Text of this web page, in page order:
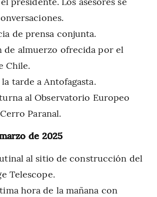
de prensa conjunta.
de almuerzo ofrecida por el
Chile.
tarde a Antofagasta.
al Observatorio Europeo
Paranal.
de 2025
al sitio de construcción del
Telescope.
hora de la mañana con